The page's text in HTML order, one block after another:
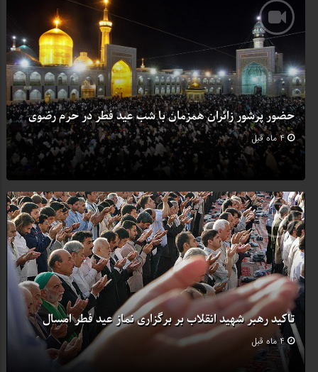
حضور پرشور زائران همزمان با شب عید فطر در حرم رضوی
4 ماه قبل
تاکید رهبر شهید انقلاب بر برگزاری نماز عید فطر امسال
4 ماه قبل